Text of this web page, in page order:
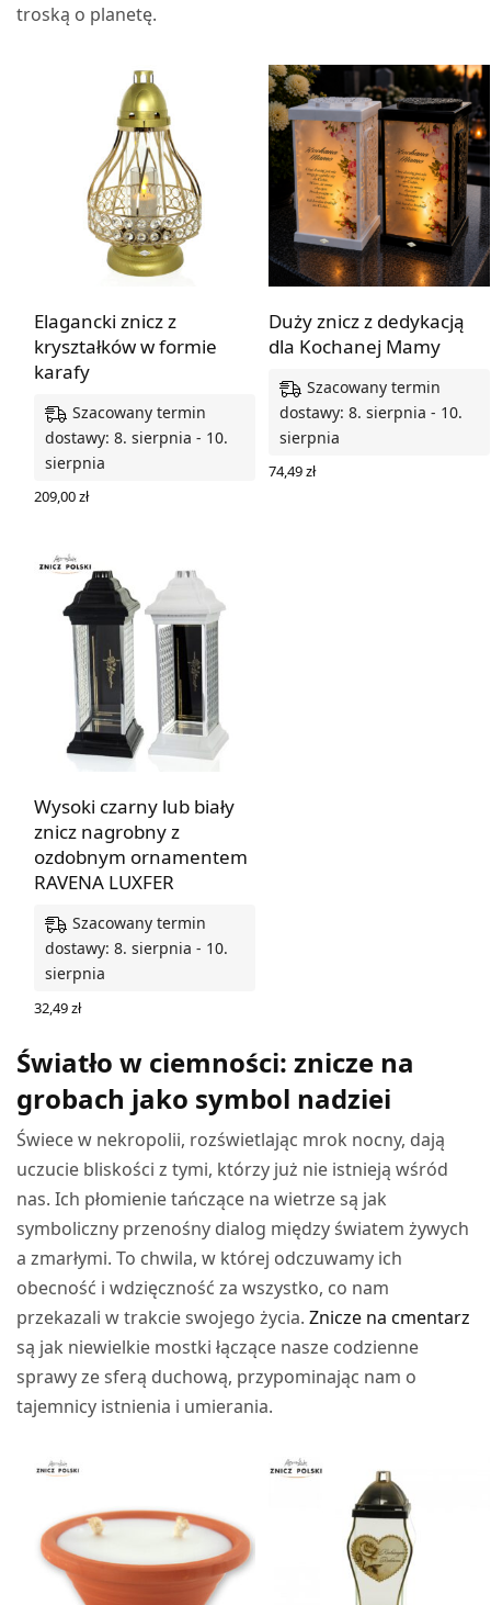
troską o planetę.
Elagancki znicz z
kryształków w formie
karafy
Szacowany termin
dostawy: 8. sierpnia - 10.
sierpnia
209,00zł
Duży znicz z dedykacją
dla Kochanej Mamy
Szacowany termin
dostawy: 8. sierpnia - 10.
sierpnia
74,49zł
Wysoki czarny lub biały
znicz nagrobny z
ozdobnym ornamentem
RAVENA LUXFER
Szacowany termin
dostawy: 8. sierpnia - 10.
sierpnia
32,49zł
Światło w ciemności: znicze na
grobach jako symbol nadziei
Świece w nekropolii, rozświetlając mrok nocny, dają
uczucie bliskości z tymi, którzy już nie istnieją wśród
nas. Ich płomienie tańczące na wietrze są jak
symboliczny przenośny dialog między światem żywych
a zmarłymi. To chwila, w której odczuwamy ich
obecność i wdzięczność za wszystko, co nam
przekazali w trakcie swojego życia.Znicze na cmentarz
są jak niewielkie mostki łączące nasze codzienne
sprawy ze sferą duchową, przypominając nam o
tajemnicy istnienia i umierania.